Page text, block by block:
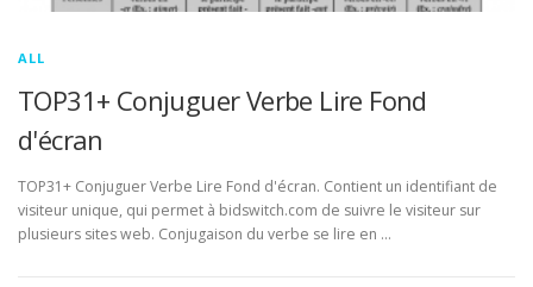
ALL
TOP31+ Conjuguer Verbe Lire Fond
d'écran
TOP31+ Conjuguer Verbe Lire Fond d'écran. Contient un identifiant de
visiteur unique, qui permet à bidswitch.com de suivre le visiteur sur
plusieurs sites web. Conjugaison du verbe se lire en …